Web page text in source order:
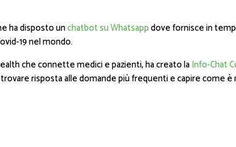
ha disposto unchatbot su Whatsappdove fornisce in
19 nel mondo.
che connette medici e pazienti, ha creato laInfo-Chat
risposta alle domande più frequenti e capire come